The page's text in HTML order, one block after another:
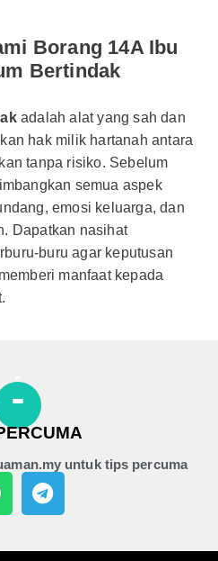
Borang 14A Ibu
Bertindak
adalah alat yang sah dan
hak milik hartanah antara
tanpa risiko. Sebelum
semua aspek
emosi keluarga, dan
Dapatkan nasihat
buru agar keputusan
manfaat kepada
untuk tips percuma